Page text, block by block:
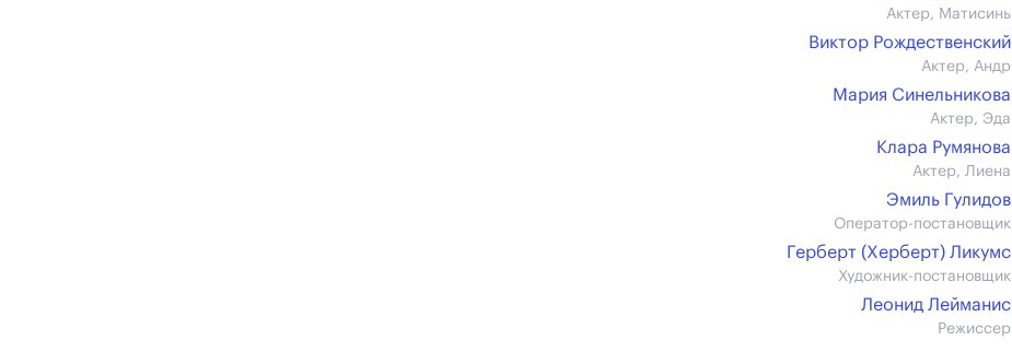
Актер, Матисинь
Виктор Рождественский
Актер, Андр
Мария Синельникова
Актер, Эда
Клара Румянова
Актер, Лиена
Эмиль Гулидов
Оператор-постановщик
Герберт (Херберт) Ликумс
Художник-постановщик
Леонид Лейманис
Режиссер